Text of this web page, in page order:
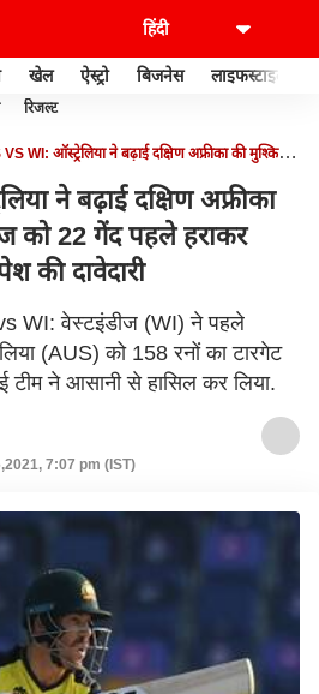
खेल ऐस्ट्रो बिजनेस लाइफस्टाइल
रिजल्ट
WI: ऑस्ट्रेलिया ने बढ़ाई दक्षिण अफ्रीका की मुश्किलें,
ने बढ़ाई दक्षिण अफ्रीका
को 22 गेंद पहले हराकर
की दावेदारी
WI: वेस्टइंडीज (WI) ने पहले
(AUS) को 158 रनों का टारगेट
टीम ने आसानी से हासिल कर लिया.
7:07 pm (IST)